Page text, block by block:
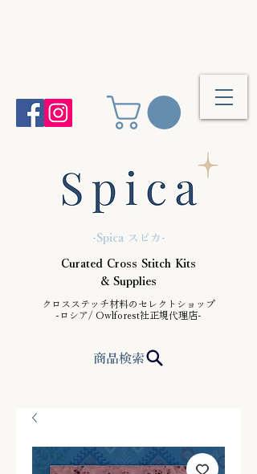
クロスステッチ材料のセレクトショップ
-ロシア/ Owlforest社正規代理店-
Curated Cross Stitch Kits
& Supplies
商品検索
-Spica スピカ-